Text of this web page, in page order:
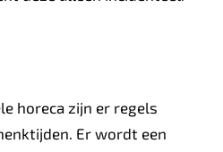
horeca zijn er regels
Er wordt een